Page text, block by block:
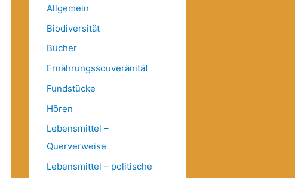
Allgemein
Biodiversität
Bücher
Ernährungssouveränität
Fundstücke
Hören
Lebensmittel –
Querverweise
Lebensmittel – politische